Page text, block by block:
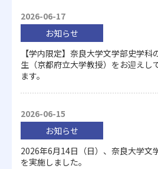
2026-06-17
お知らせ
【学内限定】奈良大学文学部史学
生（京都府立大学教授）をお迎えし
ます。
2026-06-15
お知らせ
2026年6月14日（日）、奈良大学文
を実施しました。